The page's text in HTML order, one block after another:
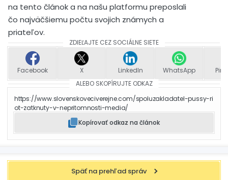
na tento článok a na našu platformu preposlali
čo najväčšiemu počtu svojich známych a
priateľov.
ZDIEĽAJTE CEZ SOCIÁLNE SIETE
Facebook X LinkedIn WhatsApp
ALEBO SKOPÍRUJTE ODKAZ
https://www.slovenskoveciverejne.com/spoluzakladatel-pussy-ri
ot-zatknuty-v-nepritomnosti-media/
Kopírovať odkaz na článok
Späť na prehľad správ